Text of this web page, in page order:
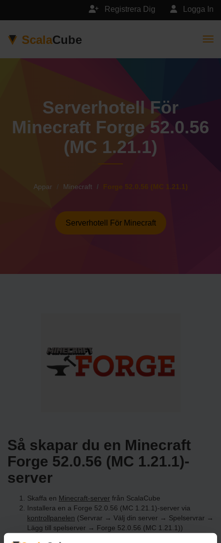
Logga In
Registrera Dig
ScalaCube
Serverhotell För
Minecraft Forge 52.0.56
(MC 1.21.1)
Appar Minecraft Forge 52.0.56 (MC 1.21.1)
Serverhotell För Minecraft
Så skapar du en Minecraft
Forge 52.0.56 (MC 1.21.1)-
server
Skaffa en Minecraft-server från ScalaCube
Installera en a Forge 52.0.56 (MC 1.21.1)-server via
kontrollpanelen (Servrar → Välj din server → Spelservrar →
Lägg till spelserver → Forge 52.0.56 (MC 1.21.1))